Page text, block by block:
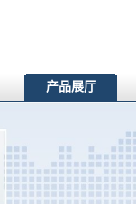
产品展厅